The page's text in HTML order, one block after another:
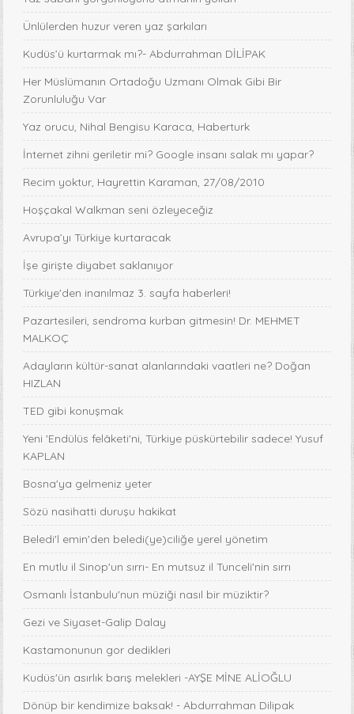
Ünlülerden huzur veren yaz şarkıları
Kudüs’ü kurtarmak mı?- Abdurrahman DİLİPAK
Her Müslümanın Ortadoğu Uzmanı Olmak Gibi Bir
Zorunluluğu Var
Yaz orucu, Nihal Bengisu Karaca, Haberturk
İnternet zihni geriletir mi? Google insanı salak mı yapar?
Recim yoktur, Hayrettin Karaman, 27/08/2010
Hoşçakal Walkman seni özleyeceğiz
Avrupa’yı Türkiye kurtaracak
İşe girişte diyabet saklanıyor
Türkiye'den inanılmaz 3. sayfa haberleri!
Pazartesileri, sendroma kurban gitmesin! Dr. MEHMET
MALKOÇ
Adayların kültür-sanat alanlarındaki vaatleri ne? Doğan
HIZLAN
TED gibi konuşmak
Yeni 'Endülüs felâketi'ni, Türkiye püskürtebilir sadece! Yusuf
KAPLAN
Bosna'ya gelmeniz yeter
Sözü nasihatti duruşu hakikat
Beledi'l emin'den beledi(ye)ciliğe yerel yönetim
En mutlu il Sinop'un sırrı- En mutsuz il Tunceli'nin sırrı
Osmanlı İstanbulu'nun müziği nasıl bir müziktir?
Gezi ve Siyaset-Galip Dalay
Kastamonunun gor dedikleri
Kudüs'ün asırlık barış melekleri -AYŞE MİNE ALİOĞLU
Dönüp bir kendimize baksak! - Abdurrahman Dilipak